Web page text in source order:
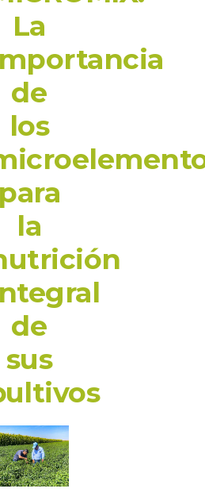
La
de
los
para
la
de
sus